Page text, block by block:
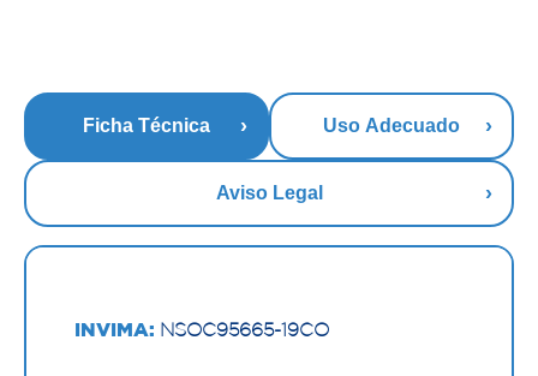
Ficha Técnica Uso Adecuado
Aviso Legal
INVIMA: NSOC95665-19CO